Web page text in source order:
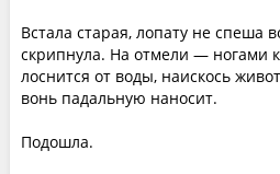
Встала старая, лопату не спеша
скрипнула. На отмели — ногами
лоснится от воды, наискось
вонь падальную наносит.
Подошла.